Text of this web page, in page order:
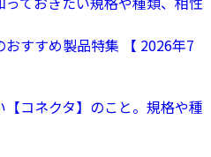
おすすめ製品特集 【 2026年7
【コネクタ】のこと。規格や種